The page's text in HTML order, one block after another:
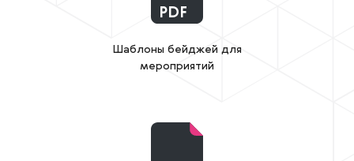
PDF
Шаблоны бейджей для
мероприятий